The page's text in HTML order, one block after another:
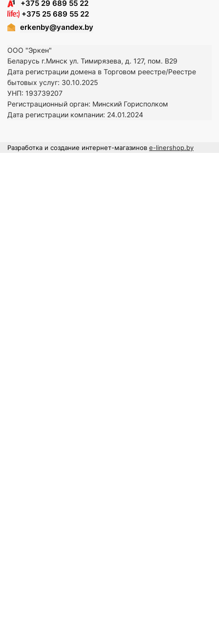
+375 29 689 55 22
+375 25 689 55 22
erkenby@yandex.by
ООО "Эркен"
Беларусь г.Минск ул. Тимирязева, д. 127, пом. В29
Дата регистрации домена в Торговом реестре/Реестре
бытовых услуг: 30.10.2025
УНП: 193739207
Регистрационный орган: Минский Горисполком
Дата регистрации компании: 24.01.2024
Разработка и создание интернет-магазинов e-linershop.by